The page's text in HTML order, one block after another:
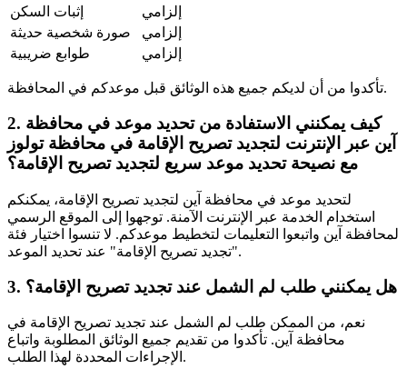
إثبات السكن
إلزامي
صورة شخصية حديثة
إلزامي
طوابع ضريبية
إلزامي
تأكدوا من أن لديكم جميع هذه الوثائق قبل موعدكم في المحافظة.
2. كيف يمكنني الاستفادة منتحديد موعد في محافظة
آين عبر الإنترنت لتجديد تصريح الإقامة في محافظة تولوز
مع نصيحة تحديد موعد سريع لتجديد تصريح الإقامة؟
لتحديد موعد في محافظة آين لتجديد تصريح الإقامة، يمكنكم
استخدام الخدمة عبر الإنترنت الآمنة. توجهوا إلى الموقع الرسمي
لمحافظة آين واتبعوا التعليمات لتخطيط موعدكم. لا تنسوا اختيار فئة
"تجديد تصريح الإقامة" عند تحديد الموعد.
3. هل يمكنني طلب لم الشمل عند تجديد تصريح الإقامة؟
نعم، من الممكن طلب لم الشمل عند تجديد تصريح الإقامة في
محافظة آين. تأكدوا من تقديم جميع الوثائق المطلوبة واتباع
الإجراءات المحددة لهذا الطلب.